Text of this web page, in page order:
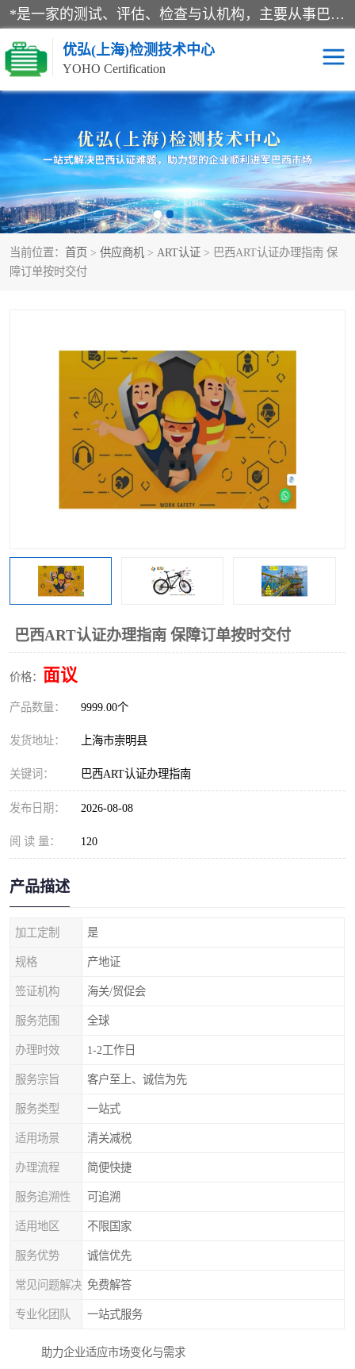
*是一家的测试、评估、检查与认机构，主要从事巴西NR10认证、NR12认证、NR13认证；ANATEL认证、INMTRO认证，欧盟CE认证：MD认证，PED认证，MID认证，ATEX认证，德国蓝色天使认证。
优弘(上海)检测技术中心
YOHO Certification
当前位置： 首页 > 供应商机 > ART认证 > 巴西ART认证办理指南 保
障订单按时交付
巴西ART认证办理指南 保障订单按时交付
价格： 面议
产品数量： 9999.00个
发货地址： 上海市崇明县
关键词： 巴西ART认证办理指南
发布日期： 2026-08-08
阅 读 量： 120
产品描述
加工定制 是
规格 产地证
签证机构 海关/贸促会
服务范围 全球
办理时效 1-2工作日
服务宗旨 客户至上、诚信为先
服务类型 一站式
适用场景 清关减税
办理流程 简便快捷
服务追溯性 可追溯
适用地区 不限国家
服务优势 诚信优先
常见问题解决 免费解答
专业化团队 一站式服务
助力企业适应市场变化与需求
RECYCLASS认证 NR10认证
NR12认证 NR13认证
ART认证 巴西NR认证
巴西认证 RETIE认证